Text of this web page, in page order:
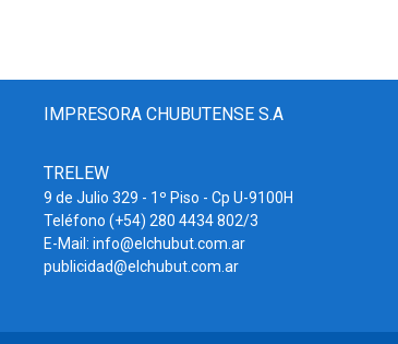
IMPRESORA CHUBUTENSE S.A
TRELEW
9 de Julio 329 - 1º Piso - Cp U-9100H
Teléfono (+54) 280 4434 802/3
E-Mail: info@elchubut.com.ar
publicidad@elchubut.com.ar